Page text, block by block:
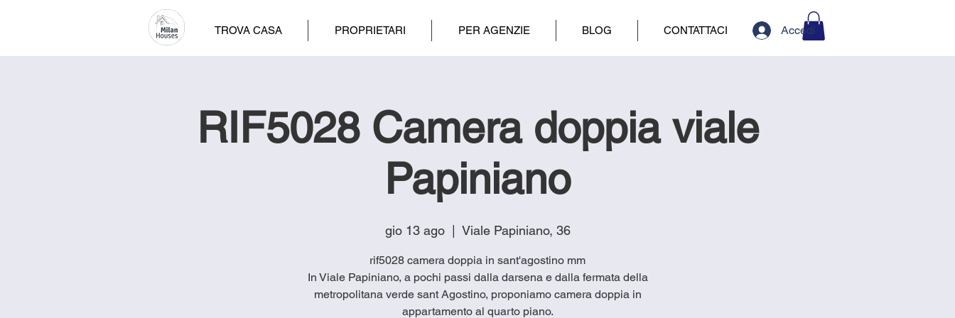
TROVA CASA PROPRIETARI PER AGENZIE BLOG CONTATTACI Accedi
RIF5028 Camera doppia viale
Papiniano
gio 13 ago
  |
Viale Papiniano, 36
rif5028 camera doppia in sant'agostino mm
In Viale Papiniano, a pochi passi dalla darsena e dalla fermata della
metropolitana verde sant Agostino, proponiamo camera doppia in
appartamento al quarto piano.